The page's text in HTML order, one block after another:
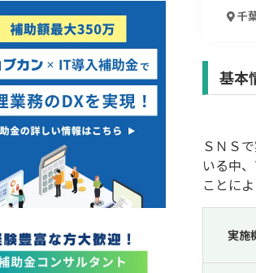
人
千
基本
ＳＮＳ
いる中
ことに
実施